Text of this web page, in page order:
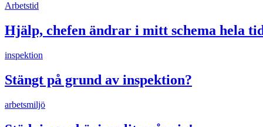
Arbetstid
Hjälp, chefen ändrar i mitt schema hela
inspektion
Stängt på grund av inspektion?
arbetsmiljö